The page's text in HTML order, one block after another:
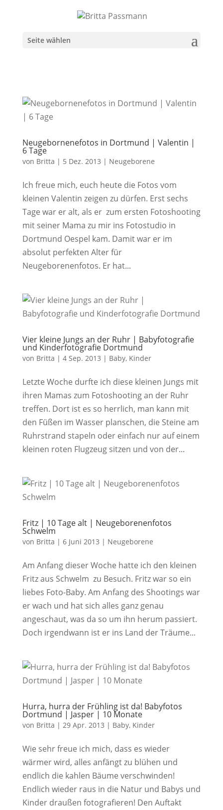
Seite wählen
Neugebornenefotos in Dortmund | Valentin |
6 Tage
von Britta | 5 Dez. 2013 | Neugeborene
Ich freue mich, euch heute die Fotos vom
kleinen Valentin zeigen zu dürfen. Erst sechs
Tage war er alt, als er zum ersten Fotoshooting
mit seiner Mama zu mir ins Fotostudio in
Dortmund Oespel kam. Damit war er im
absolut perfekten Alter für
Neugeborenenfotos. Er hat...
Vier kleine Jungs an der Ruhr | Babyfotografie
und Kinderfotografie Dortmund
von Britta | 4 Sep. 2013 | Baby, Kinder
Letzte Woche durfte ich diese kleinen Jungs mit
ihren Mamas zum Fotoshooting an der Ruhr
treffen. Dort ist es so herrlich, man kann mit
den Füßen im Wasser planschen, die Steine am
Ruhrstrand stapeln oder einfach nur auf einem
kleinen roten Flugzeug sitzen und von der...
Fritz | 10 Tage alt | Neugeborenenfotos
Schwelm
von Britta | 6 Juni 2013 | Neugeborene
Am Anfang dieser Woche hatte ich den kleinen
Fritz aus Schwelm zu Besuch. Fritz war so ein
liebes Foto-Baby. Am Anfang des Shootings war
er wach und hat sich alles ganz genau
angeschaut, was da so um ihn herum passiert.
Doch irgendwann ist er ins Land der Träume...
Hurra, hurra der Frühling ist da! Babyfotos
Dortmund | Jasper | 10 Monate
von Britta | 29 Apr. 2013 | Baby, Kinder
Wie sehr freue ich mich, dass es wieder
wärmer wird, alles anfängt zu blühen und
endlich die kahlen Bäume verschwinden!
Endlich wieder raus in die Natur und Babys und
Kinder draußen fotografieren! Den Auftakt